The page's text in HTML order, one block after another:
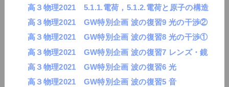
高３物理2021 5.1.1.電荷，5.1.2.電荷と原子の構造
高３物理2021 GW特別企画 波の復習9 光の干渉②
高３物理2021 GW特別企画 波の復習8 光の干渉①
高３物理2021 GW特別企画 波の復習7 レンズ・鏡
高３物理2021 GW特別企画 波の復習6 光
高３物理2021 GW特別企画 波の復習5 音